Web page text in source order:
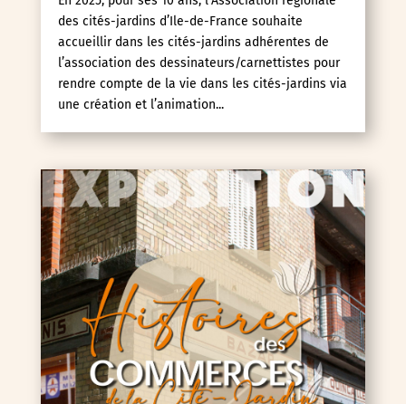
des cités-jardins d’Ile-de-France souhaite
accueillir dans les cités-jardins adhérentes de
l’association des dessinateurs/carnettistes pour
rendre compte de la vie dans les cités-jardins via
une création et l’animation...